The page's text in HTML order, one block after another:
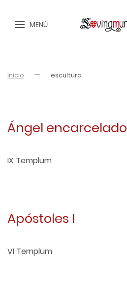
MENÚ
Inicio escultura
Ángel encarcelado
IX Templum
Apóstoles I
VI Templum